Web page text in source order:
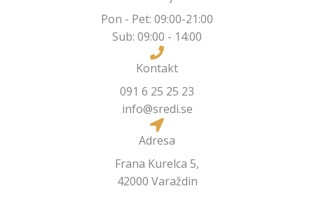
Pon - Pet: 09:00-21:00
Sub: 09:00 - 14:00
Kontakt
091 6 25 25 23
info@sredi.se
Adresa
Frana Kurelca 5,
42000 Varaždin